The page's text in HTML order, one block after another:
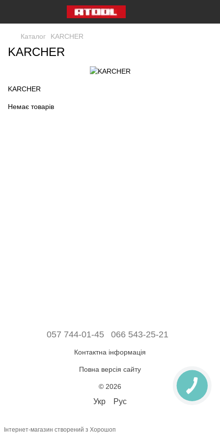
Каталог KARCHER
KARCHER
KARCHER
Немає товарів
057 744-01-45 066 543-25-21
Контактна інформація
Повна версія сайту
© 2026
Укр Рус
Інтернет-магазин створений з Хорошоп